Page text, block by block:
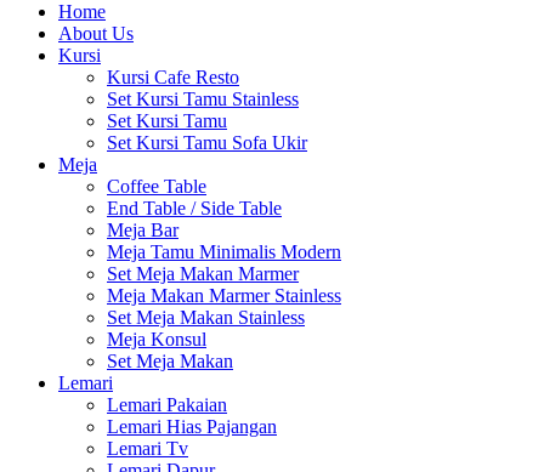
Home
About Us
Kursi
Kursi Cafe Resto
Set Kursi Tamu Stainless
Set Kursi Tamu
Set Kursi Tamu Sofa Ukir
Meja
Coffee Table
End Table / Side Table
Meja Bar
Meja Tamu Minimalis Modern
Set Meja Makan Marmer
Meja Makan Marmer Stainless
Set Meja Makan Stainless
Meja Konsul
Set Meja Makan
Lemari
Lemari Pakaian
Lemari Hias Pajangan
Lemari Tv